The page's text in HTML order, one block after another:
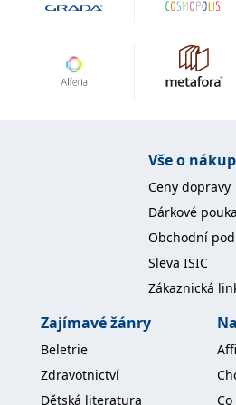
Vše o
Ceny dopravy
Dárkové
Obchodní
Sleva ISIC
Zákaznická
Zajímavé žánry
Beletrie
Zdravotnictví
Dětská literatura